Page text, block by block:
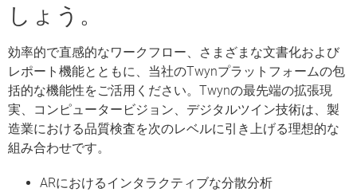
しょう。
効率的で直感的なワークフロー、さまざまな文書化および
レポート機能とともに、当社のTwynプラットフォームの包
括的な機能性をご活用ください。Twynの最先端の拡張現
実、コンピュータービジョン、デジタルツイン技術は、製
造業における品質検査を次のレベルに引き上げる理想的な
組み合わせです。
ARにおけるインタラクティブな分散分析